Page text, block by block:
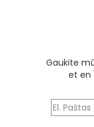
Gaukite
et en